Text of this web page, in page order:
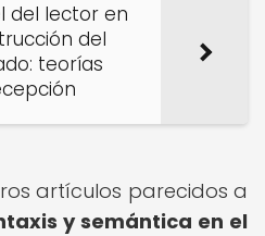
del lector en
del
teorías
artículos parecidos a
y semántica en el